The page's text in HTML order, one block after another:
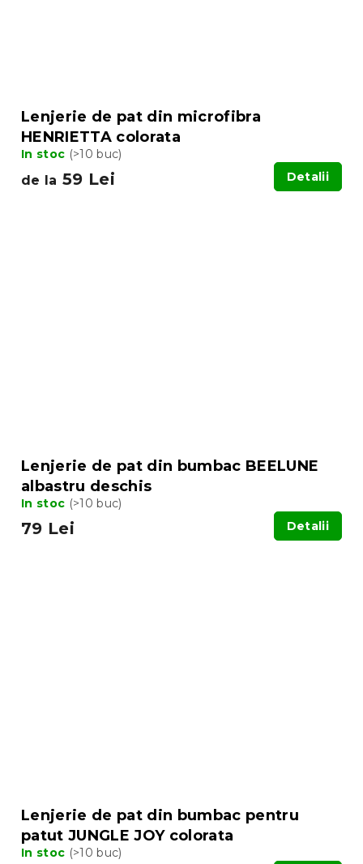
Lenjerie de pat din microfibra
HENRIETTA colorata
In stoc (>10 buc)
de la 59 Lei Detalii
Lenjerie de pat din bumbac BEELUNE
albastru deschis
In stoc (>10 buc)
79 Lei Detalii
Lenjerie de pat din bumbac pentru
patut JUNGLE JOY colorata
In stoc (>10 buc)